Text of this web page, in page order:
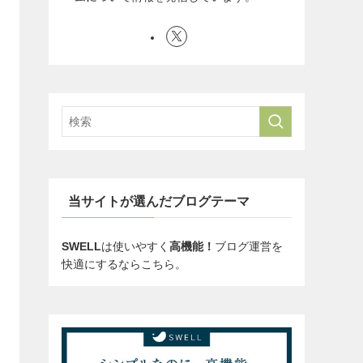
当サイトが選んだブログテーマ
SWELLは使いやすく 高機能！ ブログ運営を
快適にするならこちら。